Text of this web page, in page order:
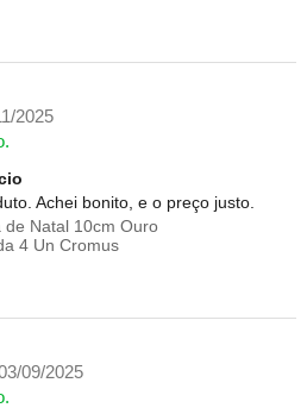
2025
Achei bonito, e o preço justo.
de Natal 10cm Ouro
4 Un Cromus
09/2025